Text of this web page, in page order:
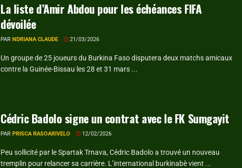
La liste d’Amir Abdou pour les échéances FIFA
dévoilée
PAR NDRIANA CLAUDE 21/03/2026
Un groupe de 25 joueurs du Burkina Faso disputera deux matchs amicaux
contre la Guinée-Bissau les 28 et 31 mars ...
Cédric Badolo signe un contrat avec le FK Sumgayit
PAR PRISCA RASOARIVELO 12/02/2026
Peu sollicité par le Spartak Trnava, Cédric Badolo a trouvé un nouveau
tremplin pour relancer sa carrière. L’international burkinabè vient ...